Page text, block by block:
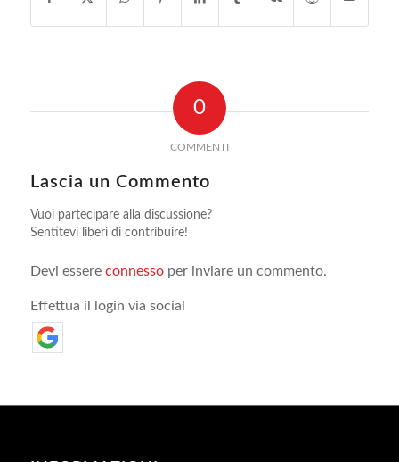
0
COMMENTI
Lascia un Commento
Vuoi partecipare alla discussione?
Sentitevi liberi di contribuire!
Devi essere connessoper inviare un commento.
Effettua il login via social